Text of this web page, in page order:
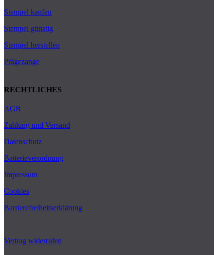
Stempel kaufen
Stempel günstig
Stempel herstellen
Prägezange
RECHTLICHES
AGB
Zahlung und Versand
Datenschutz
Batterieverordnung
Impressum
Cookies
Barrierefreiheitserklärung
Vertrag widerrufen